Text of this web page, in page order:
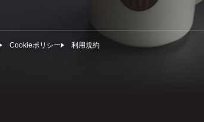
Cookieポリシー 利⽤規約